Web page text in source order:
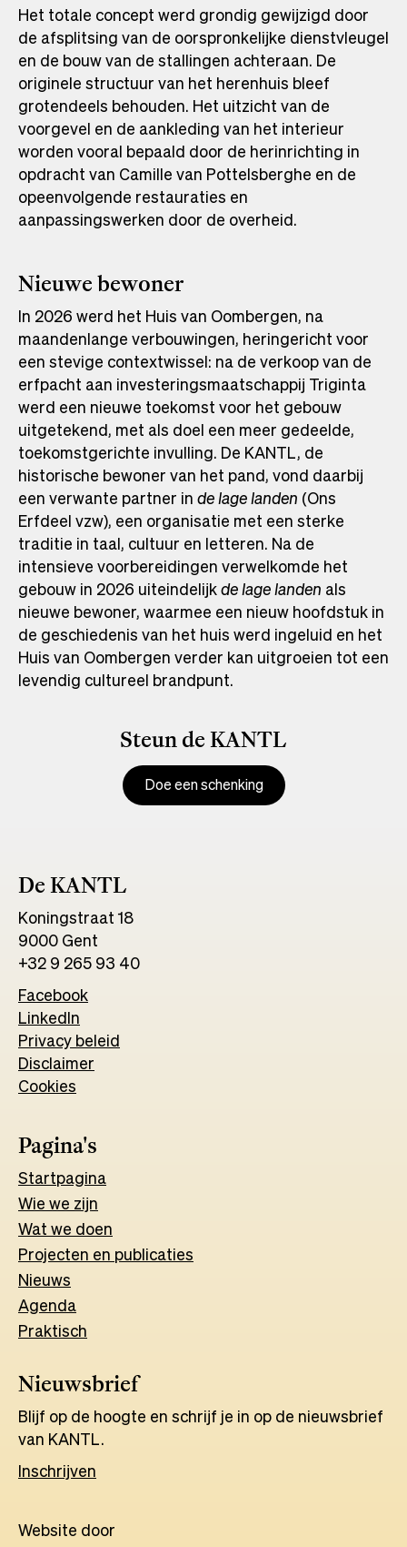
Het totale concept werd grondig gewijzigd door
de afsplitsing van de oorspronkelijke dienstvleugel
en de bouw van de stallingen achteraan. De
originele structuur van het herenhuis bleef
grotendeels behouden. Het uitzicht van de
voorgevel en de aankleding van het interieur
worden vooral bepaald door de herinrichting in
opdracht van Camille van Pottelsberghe en de
opeenvolgende restauraties en
aanpassingswerken door de overheid.
Nieuwe bewoner
In 2026 werd het Huis van Oombergen, na
maandenlange verbouwingen, heringericht voor
een stevige contextwissel: na de verkoop van de
erfpacht aan investeringsmaatschappij Triginta
werd een nieuwe toekomst voor het gebouw
uitgetekend, met als doel een meer gedeelde,
toekomstgerichte invulling. De KANTL, de
historische bewoner van het pand, vond daarbij
een verwante partner inde lage landen (Ons
Erfdeel vzw), een organisatie met een sterke
traditie in taal, cultuur en letteren. Na de
intensieve voorbereidingen verwelkomde het
gebouw in 2026 uiteindelijkde lage landen als
nieuwe bewoner, waarmee een nieuw hoofdstuk in
de geschiedenis van het huis werd ingeluid en het
Huis van Oombergen verder kan uitgroeien tot een
levendig cultureel brandpunt.
Steun de KANTL
Doe een schenking
De KANTL
Koningstraat 18
9000 Gent
+32 9 265 93 40
Facebook
a
new
LinkedIn
in
a
Privacy beleid
Disclaimer
Cookies
Pagina's
Startpagina
Wie we zijn
Wat we doen
Projecten en publicaties
Nieuws
Agenda
Praktisch
Nieuwsbrief
Blijf op de hoogte en schrijf je in op de nieuwsbrief
van KANTL.
Inschrijven
Website door